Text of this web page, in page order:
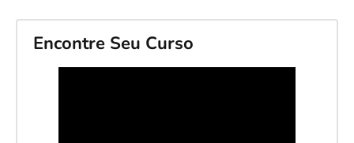
Encontre Seu Curso